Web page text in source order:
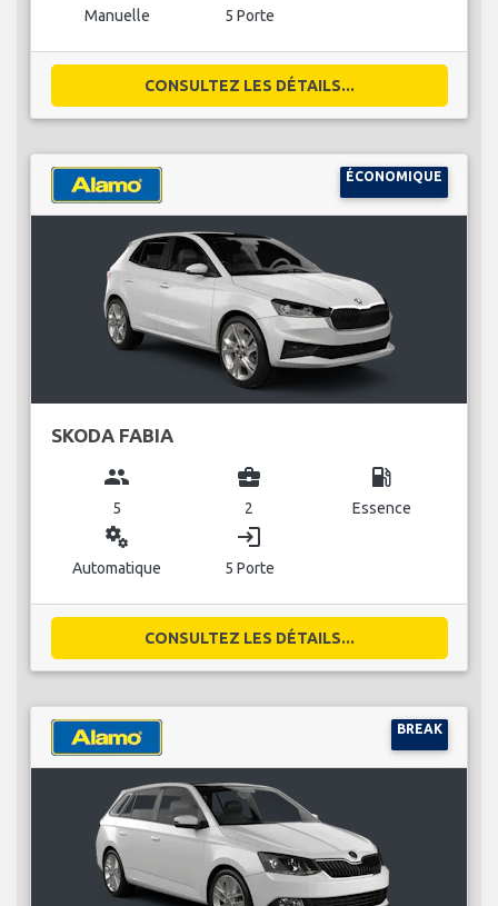
Manuelle 5 Porte
CONSULTEZ LES DÉTAILS...
ÉCONOMIQUE
SKODA FABIA
group
5
business_center
2
local_gas_station
Essence
miscellaneous_services
Automatique
login
5 Porte
CONSULTEZ LES DÉTAILS...
BREAK